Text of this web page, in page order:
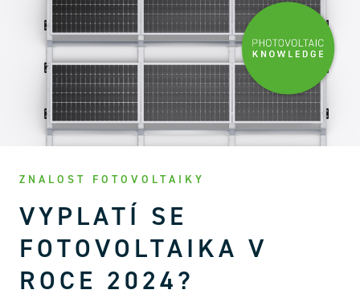
ZNALOST FOTOVOLTAIKY
VYPLATÍ SE
FOTOVOLTAIKA V
ROCE 2024?